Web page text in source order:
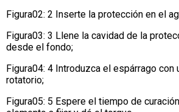
Figura02: 2 Inserte la protección en el
Figura03: 3 Llene la cavidad de la
desde el fondo;
Figura04: 4 Introduzca el espárrago con
rotatorio;
Figura05: 5 Espere el tiempo de